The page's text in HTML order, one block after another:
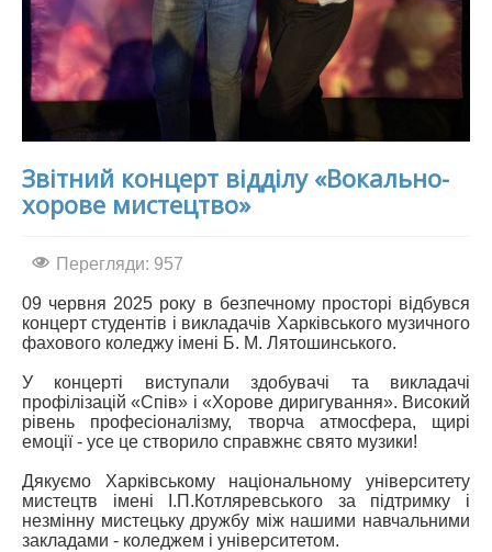
Звітний концерт відділу «Вокально-
хорове мистецтво»
Перегляди: 957
09 червня 2025 року в безпечному просторі відбувся
концерт студентів і викладачів Харківського музичного
фахового коледжу імені Б. М. Лятошинського.
У концерті виступали здобувачі та викладачі
профілізацій «Спів» і «Хорове диригування». Високий
рівень професіоналізму, творча атмосфера, щирі
емоції - усе це створило справжнє свято музики!
Дякуємо Харківському національному університету
мистецтв імені І.П.Котляревського за підтримку і
незмінну мистецьку дружбу між нашими навчальними
закладами - коледжем і університетом.